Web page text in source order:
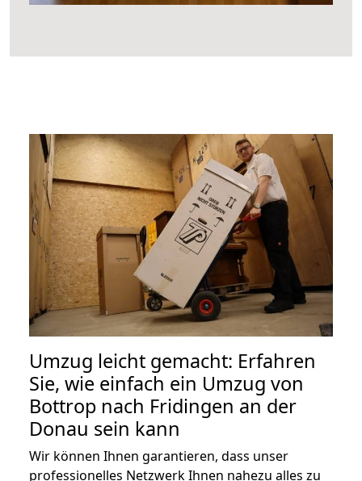
Umzug leicht gemacht: Erfahren
Sie, wie einfach ein Umzug von
Bottrop nach Fridingen an der
Donau sein kann
Wir können Ihnen garantieren, dass unser
professionelles Netzwerk Ihnen nahezu alles zu